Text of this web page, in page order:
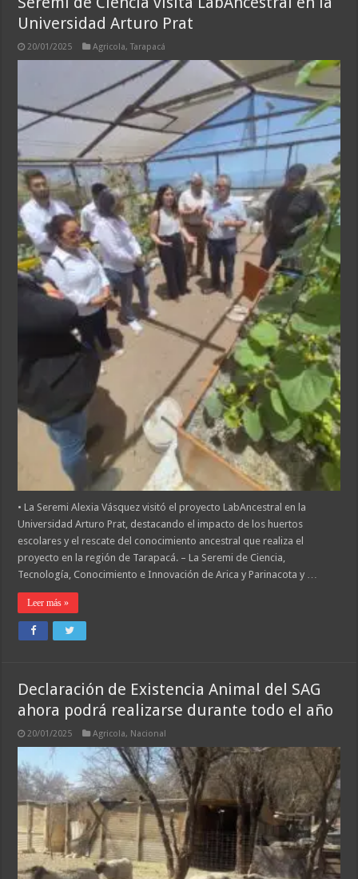
Universidad Arturo Prat
20/01/2025 Agricola,Tarapacá
• La Seremi Alexia Vásquez visitó el proyecto LabAncestral en la
Universidad Arturo Prat, destacando el impacto de los huertos
escolares y el rescate del conocimiento ancestral que realiza el
proyecto en la región de Tarapacá. – La Seremi de Ciencia,
Tecnología, Conocimiento e Innovación de Arica y Parinacota y …
Leer más »
Declaración de Existencia Animal del SAG
ahora podrá realizarse durante todo el año
20/01/2025 Agricola, Nacional